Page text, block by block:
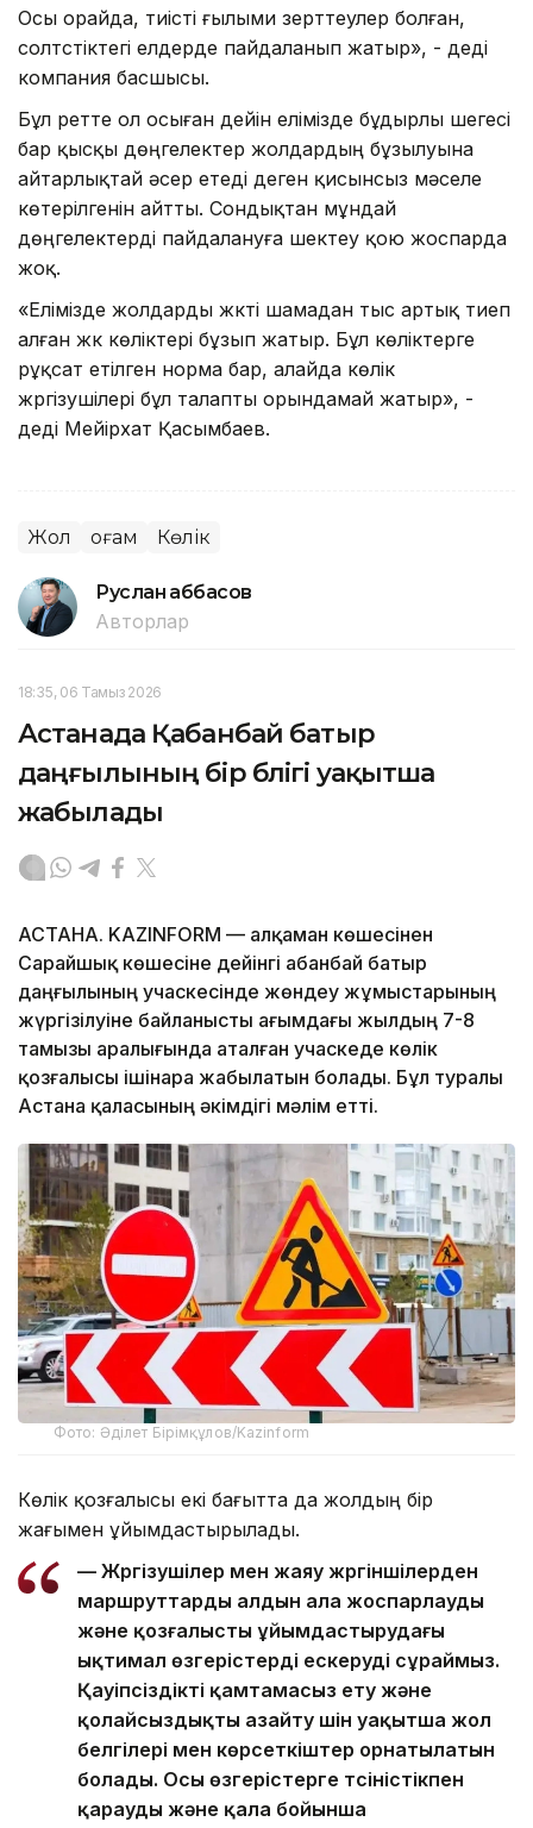
Осы орайда, тиісті ғылыми зерттеулер болған,
солтүстіктегі елдерде пайдаланып жатыр», - деді
компания басшысы.
Бұл ретте ол осыған дейін елімізде бұдырлы шегесі
бар қысқы дөңгелектер жолдардың бұзылуына
айтарлықтай әсер етеді деген қисынсыз мәселе
көтерілгенін айтты. Сондықтан мұндай
дөңгелектерді пайдалануға шектеу қою жоспарда
жоқ.
«Елімізде жолдарды жүкті шамадан тыс артық тиеп
алған жүк көліктері бұзып жатыр. Бұл көліктерге
рұқсат етілген норма бар, алайда көлік
жүргізушілері бұл талапты орындамай жатыр», -
деді Мейірхат Қасымбаев.
Жол Қоғам Көлік
Руслан Ғаббасов
Авторлар
18:35, 06 Тамыз 2026
Астанада Қабанбай батыр
даңғылының бір бөлігі уақытша
жабылады
АСТАНА. KAZINFORM — Қалқаман көшесінен
Сарайшық көшесіне дейінгі Қабанбай батыр
даңғылының учаскесінде жөндеу жұмыстарының
жүргізілуіне байланысты ағымдағы жылдың 7-8
тамызы аралығында аталған учаскеде көлік
қозғалысы ішінара жабылатын болады. Бұл туралы
Астана қаласының әкімдігі мәлім етті.
Фото: Әділет Бірімқұлов/Kazinform
Көлік қозғалысы екі бағытта да жолдың бір
жағымен ұйымдастырылады.
— Жүргізушілер мен жаяу жүргіншілерден
маршруттарды алдын ала жоспарлауды
және қозғалысты ұйымдастырудағы
ықтимал өзгерістерді ескеруді сұраймыз.
Қауіпсіздікті қамтамасыз ету және
қолайсыздықты азайту үшін уақытша жол
белгілері мен көрсеткіштер орнатылатын
болады. Осы өзгерістерге түсіністікпен
қарауды және қала бойынша